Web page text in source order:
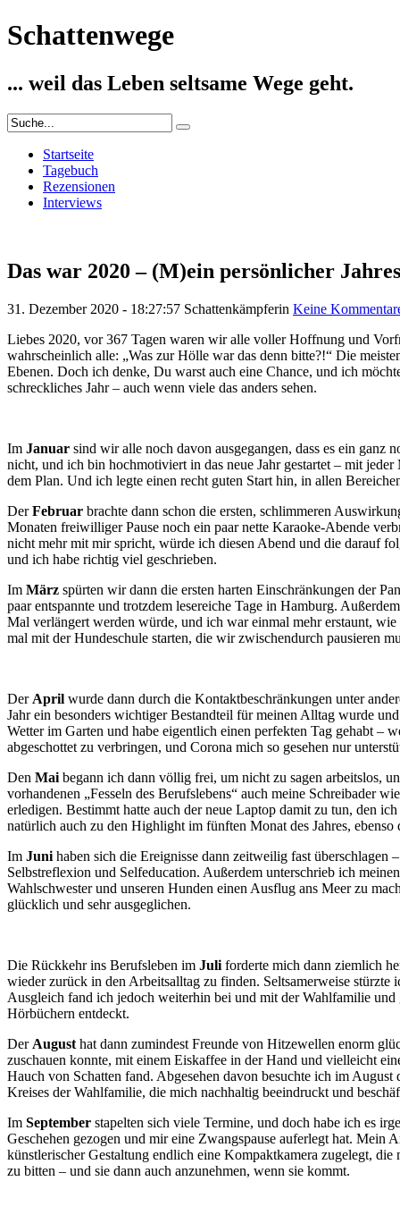
Schattenwege
... weil das Leben seltsame Wege geht.
Startseite
Tagebuch
Rezensionen
Interviews
Das war 2020 – (M)ein persönlicher
31. Dezember 2020 - 18:27:57 Schattenkämpferin Keine
Liebes 2020, vor 367 Tagen waren wir alle voller Hoffnung und
wahrscheinlich alle: „Was zur Hölle war das denn bitte?!“ Die
Ebenen. Doch ich denke, Du warst auch eine Chance, und ich
schreckliches Jahr – auch wenn viele das anders sehen.
Im Januar sind wir alle noch davon ausgegangen, dass es ein ganz
nicht, und ich bin hochmotiviert in das neue Jahr gestartet – mit
dem Plan. Und ich legte einen recht guten Start hin, in allen
DerFebruar brachte dann schon die ersten, schlimmeren
Monaten freiwilliger Pause noch ein paar nette Karaoke-Abende
nicht mehr mit mir spricht, würde ich diesen Abend und die darauf
und ich habe richtig viel geschrieben.
Im März spürten wir dann die ersten harten Einschränkungen der
paar entspannte und trotzdem lesereiche Tage in Hamburg.
Mal verlängert werden würde, und ich war einmal mehr erstaunt,
mal mit der Hundeschule starten, die wir zwischendurch pausieren
Der April wurde dann durch die Kontaktbeschränkungen unter
Jahr ein besonders wichtiger Bestandteil für meinen Alltag wurde
Wetter im Garten und habe eigentlich einen perfekten Tag gehabt –
abgeschottet zu verbringen, und Corona mich so gesehen nur
Den Mai begann ich dann völlig frei, um nicht zu sagen arbeitslos,
vorhandenen „Fesseln des Berufslebens“ auch meine Schreibader
erledigen. Bestimmt hatte auch der neue Laptop damit zu tun, den
natürlich auch zu den Highlight im fünften Monat des Jahres, ebenso
Im Juni haben sich die Ereignisse dann zeitweilig fast
Selbstreflexion und Selfeducation. Außerdem unterschrieb ich
Wahlschwester und unseren Hunden einen Ausflug ans Meer zu
glücklich und sehr ausgeglichen.
Die Rückkehr ins Berufsleben im Juli forderte mich dann ziemlich
wieder zurück in den Arbeitsalltag zu finden. Seltsamerweise stürzte
Ausgleich fand ich jedoch weiterhin bei und mit der Wahlfamilie
Hörbüchern entdeckt.
Der August hat dann zumindest Freunde von Hitzewellen enorm
zuschauen konnte, mit einem Eiskaffee in der Hand und vielleicht
Hauch von Schatten fand. Abgesehen davon besuchte ich im
Kreises der Wahlfamilie, die mich nachhaltig beeindruckt und
Im September stapelten sich viele Termine, und doch habe ich es
Geschehen gezogen und mir eine Zwangspause auferlegt hat. Mein
künstlerischer Gestaltung endlich eine Kompaktkamera zugelegt,
zu bitten – und sie dann auch anzunehmen, wenn sie kommt.